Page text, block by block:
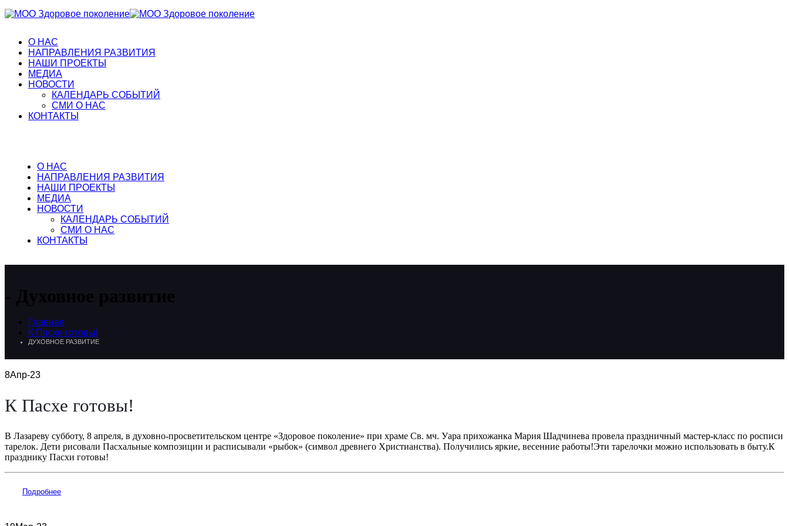
О НАС
НАПРАВЛЕНИЯ РАЗВИТИЯ
НАШИ ПРОЕКТЫ
МЕДИА
НОВОСТИ
КАЛЕНДАРЬ СОБЫТИЙ
СМИ О НАС
КОНТАКТЫ
О НАС
НАПРАВЛЕНИЯ РАЗВИТИЯ
НАШИ ПРОЕКТЫ
МЕДИА
НОВОСТИ
КАЛЕНДАРЬ СОБЫТИЙ
СМИ О НАС
КОНТАКТЫ
Духовное развитие
Главная
К Пасхе готовы!
ДУХОВНОЕ РАЗВИТИЕ
8Апр-23
К Пасхе готовы!
В Лазареву субботу, 8 апреля, в духовно-просветительском центре «Здоровое поколение» при храме Св. мч. Уара прихожанка Мария Шадчинева провела праздничный мастер-класс по росписи
тарелок. Дети рисовали Пасхальные композиции и расписывали «рыбок» (символ древнего Христианства). Получились яркие, весенние работы!Эти тарелочки можно использовать в быту.К
празднику Пасхи готовы!
Подробнее